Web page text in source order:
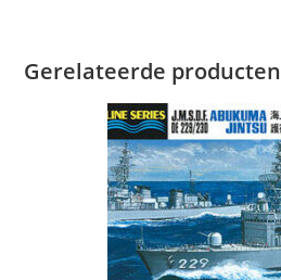
Gerelateerde producten